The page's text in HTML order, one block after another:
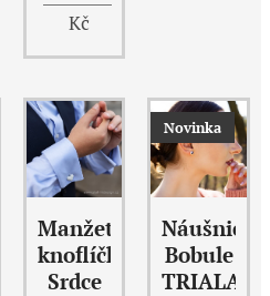
Kč
Manžetové
knoflíčky
Srdce
Náušnice
Bobule
TRIALA
Novinka